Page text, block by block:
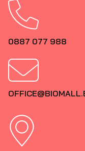
0887 077 988